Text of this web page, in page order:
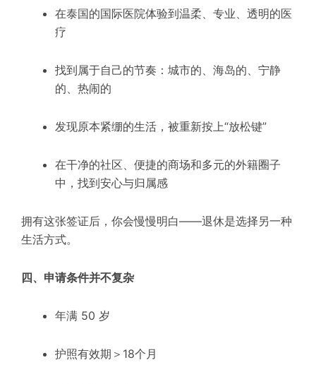
在泰国的国际医院体验到温柔、专业、透明的医
疗
找到属于自己的节奏：城市的、海岛的、宁静
的、热闹的
发现原本紧绷的生活，被重新按上“放松键”
在干净的社区、便捷的商场和多元的外籍圈子
中，找到安心与归属感
拥有这张签证后，你会慢慢明白——退休是选择另一种
生活方式。
四、申请条件并不复杂
年满 50 岁
护照有效期＞18个月